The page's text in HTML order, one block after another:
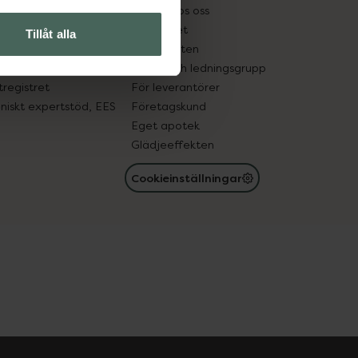
Tillåt alla
expertstöd, EES
Jobba hos oss
Hållbarhet
Samarbeten
Ägare och ledningsgrupp
För leverantörer
Företagskund
Eget apotek
Glädjeeffekten
Cookieinställningar